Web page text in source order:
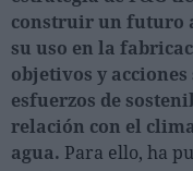
construir un futuro
su uso en la
objetivos y acciones
esfuerzos de
relación con el
agua. Para ello, ha